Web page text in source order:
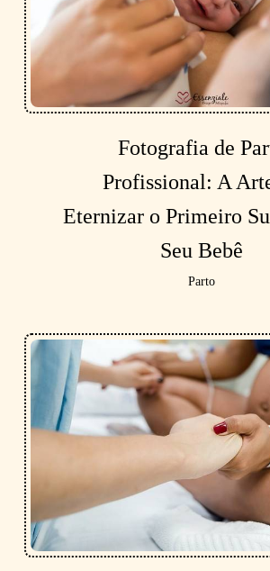
Fotografia de
Profissional: A
Eternizar o Primeiro
Seu Bebê
Parto